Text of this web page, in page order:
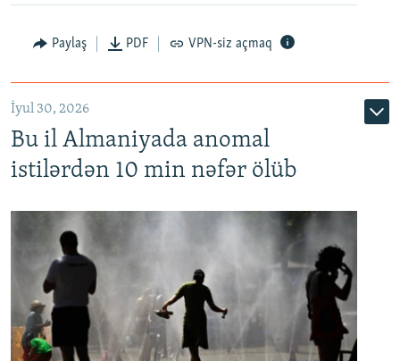
Paylaş PDF VPN-siz açmaq
İyul 30, 2026
Bu il Almaniyada anomal
istilərdən 10 min nəfər ölüb